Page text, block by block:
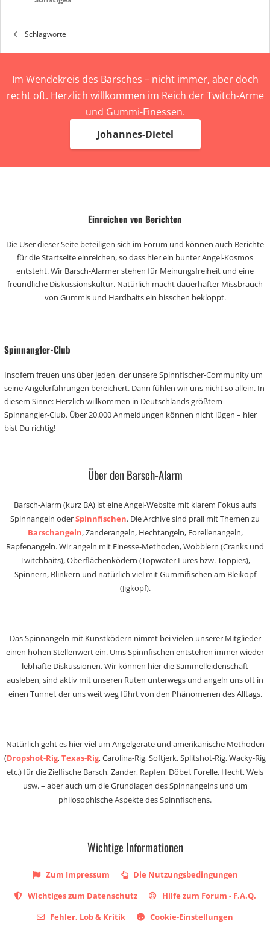
Schlagworte
Im Wendekreis des Barsches – nicht immer, aber doch
recht oft. Herzlich willkommen im Reich der Twitch-Arme
und Gummi-Finessen.
Johannes-Dietel
Einreichen von Berichten
Die User dieser Seite beteiligen sich im Forum und können auch Berichte
für die Startseite einreichen, so dass hier ein bunter Angel-Kosmos
entsteht. Wir Barsch-Alarmer stehen für Meinungsfreiheit und eine
freundliche Diskussionskultur. Natürlich macht dauerhafter Missbrauch
von Gummis und Hardbaits ein bisschen bekloppt.
Spinnangler-Club
Insofern freuen uns über jeden, der unsere Spinnfischer-Community um
seine Angelerfahrungen bereichert. Dann fühlen wir uns nicht so allein. In
diesem Sinne: Herzlich willkommen in Deutschlands größtem
Spinnangler-Club. Über 20.000 Anmeldungen können nicht lügen – hier
bist Du richtig!
Über den Barsch-Alarm
Barsch-Alarm (kurz BA) ist eine Angel-Website mit klarem Fokus aufs
Spinnangeln oderSpinnfischen. Die Archive sind prall mit Themen zu
Barschangeln, Zanderangeln, Hechtangeln, Forellenangeln,
Rapfenangeln. Wir angeln mit Finesse-Methoden, Wobblern (Cranks und
Twitchbaits), Oberflächenködern (Topwater Lures bzw. Toppies),
Spinnern, Blinkern und natürlich viel mit Gummifischen am Bleikopf
(Jigkopf).
Das Spinnangeln mit Kunstködern nimmt bei vielen unserer Mitglieder
einen hohen Stellenwert ein. Ums Spinnfischen entstehen immer wieder
lebhafte Diskussionen. Wir können hier die Sammelleidenschaft
ausleben, sind aktiv mit unseren Ruten unterwegs und angeln uns oft in
einen Tunnel, der uns weit weg führt von den Phänomenen des Alltags.
Natürlich geht es hier viel um Angelgeräte und amerikanische Methoden
(Dropshot-Rig,Texas-Rig, Carolina-Rig, Softjerk, Splitshot-Rig, Wacky-Rig
etc.) für die Zielfische Barsch, Zander, Rapfen, Döbel, Forelle, Hecht, Wels
usw. – aber auch um die Grundlagen des Spinnangelns und um
philosophische Aspekte des Spinnfischens.
Wichtige Informationen
Zum Impressum
Die Nutzungsbedingungen
Wichtiges zum Datenschutz
Hilfe zum Forum - F.A.Q.
Fehler, Lob & Kritik
Cookie-Einstellungen